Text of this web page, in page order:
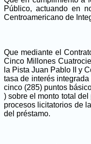
Público, actuando en
Centroamericano de
Que mediante el
Cinco Millones
la Pista Juan Pablo II y
tasa de interés
cinco (285) puntos
) sobre el monto total
procesos licitatorios de
del préstamo.